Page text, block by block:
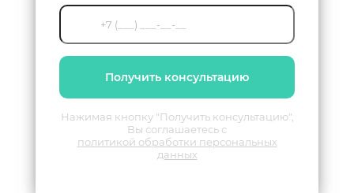
Получить консультацию
Нажимая кнопку "Получить консультацию",
Вы соглашаетесь с
политикой обработки персональных
данных